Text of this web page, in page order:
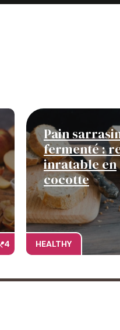
4
Pain
fermenté :
inratable en
cocotte
HEALTHY